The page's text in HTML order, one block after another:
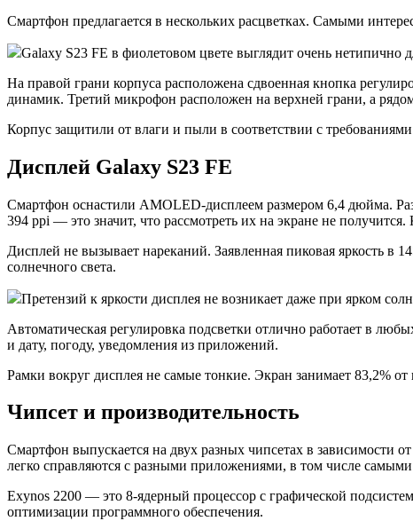
Смартфон предлагается в нескольких расцветках. Самыми
Galaxy S23 FE в фиолетовом цвете выглядит очень нетипично
На правой грани корпуса расположена сдвоенная кнопка
динамик. Третий микрофон расположен на верхней грани, а
Корпус защитили от влаги и пыли в соответствии с
Дисплей Galaxy S23 FE
Смартфон оснастили AMOLED-дисплеем размером 6,4 дюйма.
394 ppi — это значит, что рассмотреть их на экране не
Дисплей не вызывает нареканий. Заявленная пиковая яркость в
солнечного света.
Претензий к яркости дисплея не возникает даже при ярком
Автоматическая регулировка подсветки отлично работает в
и дату, погоду, уведомления из приложений.
Рамки вокруг дисплея не самые тонкие. Экран занимает 83,2%
Чипсет и производительность
Смартфон выпускается на двух разных чипсетах в
легко справляются с разными приложениями, в том числе
Exynos 2200 — это 8-ядерный процессор с графической
оптимизации программного обеспечения.